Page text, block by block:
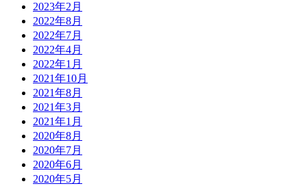
2023年2月
2022年8月
2022年7月
2022年4月
2022年1月
2021年10月
2021年8月
2021年3月
2021年1月
2020年8月
2020年7月
2020年6月
2020年5月